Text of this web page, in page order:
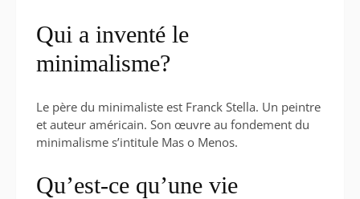
Qui a inventé le
minimalisme?
Le père du minimaliste est Franck Stella. Un peintre
et auteur américain. Son œuvre au fondement du
minimalisme s’intitule Mas o Menos.
Qu’est-ce qu’une vie